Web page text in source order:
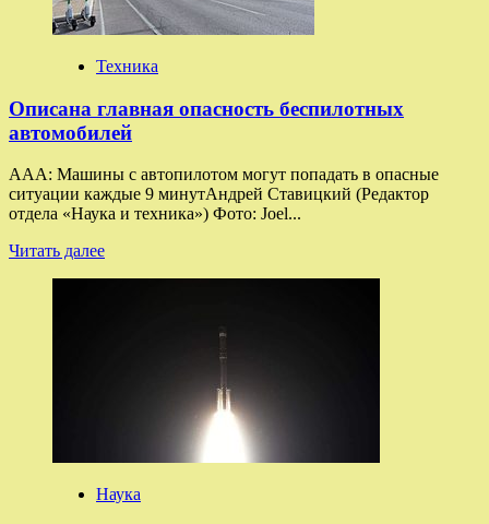
беспилотниками
Техника
Описана главная опасность беспилотных
автомобилей
AAA: Машины с автопилотом могут попадать в опасные
ситуации каждые 9 минутАндрей Ставицкий (Редактор
отдела «Наука и техника») Фото: Joel...
Читать далееПрочитать
Наука